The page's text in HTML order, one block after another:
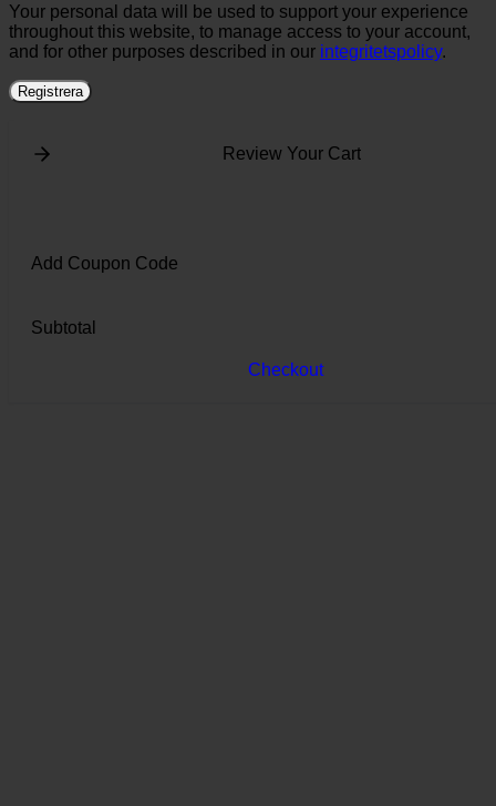
Your personal data will be used to support your experience
throughout this website, to manage access to your account,
and for other purposes described in our integritetspolicy.
Registrera
Review Your Cart
Add Coupon Code
Subtotal
Checkout